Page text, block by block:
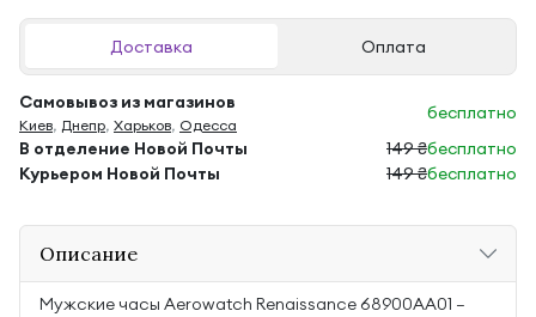
Доставка Оплата
Самовывоз из магазинов
Киев, Днепр, Харьков, Одесса
бесплатно
В отделение Новой Почты
149 ₴бесплатно
Курьером Новой Почты
149 ₴бесплатно
Описание
Мужские часы Aerowatch Renaissance 68900AA01 —